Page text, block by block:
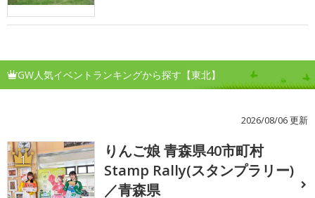
GW人気イベントランキングから探す【東北】
2026/08/06 更新
1
りんご娘 青森県40市町村
Stamp Rally(スタンプラリー)
／青森県